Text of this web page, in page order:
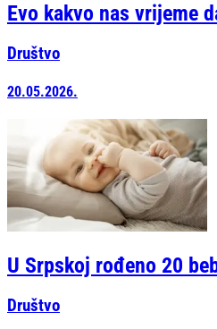
Evo kakvo nas vrijeme
Društvo
20.05.2026.
U Srpskoj rođeno 20
Društvo